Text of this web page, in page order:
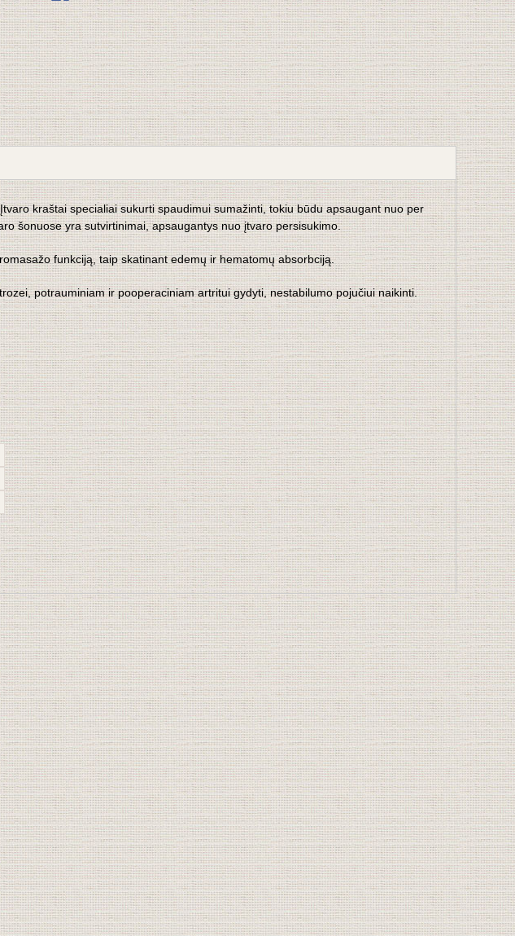
kraštai specialiai sukurti spaudimui sumažinti, tokiu būdu apsaugant nuo per
šonuose yra sutvirtinimai, apsaugantys nuo įtvaro persisukimo.
funkciją, taip skatinant edemų ir hematomų absorbciją.
potrauminiam ir pooperaciniam artritui gydyti, nestabilumo pojučiui naikinti.